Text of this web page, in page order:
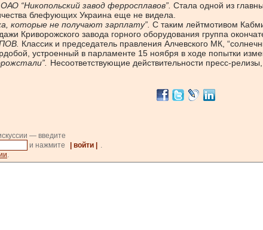
ОАО “Никопольский завод ферросплавов”. Стала одной из
блефующих Украина еще не видела.
которые не получают зарплату”. С таким лейтмотивом
Криворожского завода горного оборудования группа
Классик и председатель правления Алчевского МК,
устроенный в парламенте 15 ноября в ходе попытки
Несоответствующие действительности пресс-
— введите
и нажмите | войти |
.
.